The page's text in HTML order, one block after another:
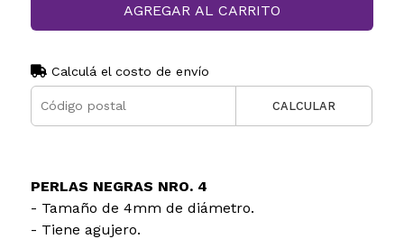
AGREGAR AL CARRITO
Calculá el costo de envío
CALCULAR
PERLAS NEGRAS NRO. 4
- Tamaño de 4mm de diámetro.
- Tiene agujero.